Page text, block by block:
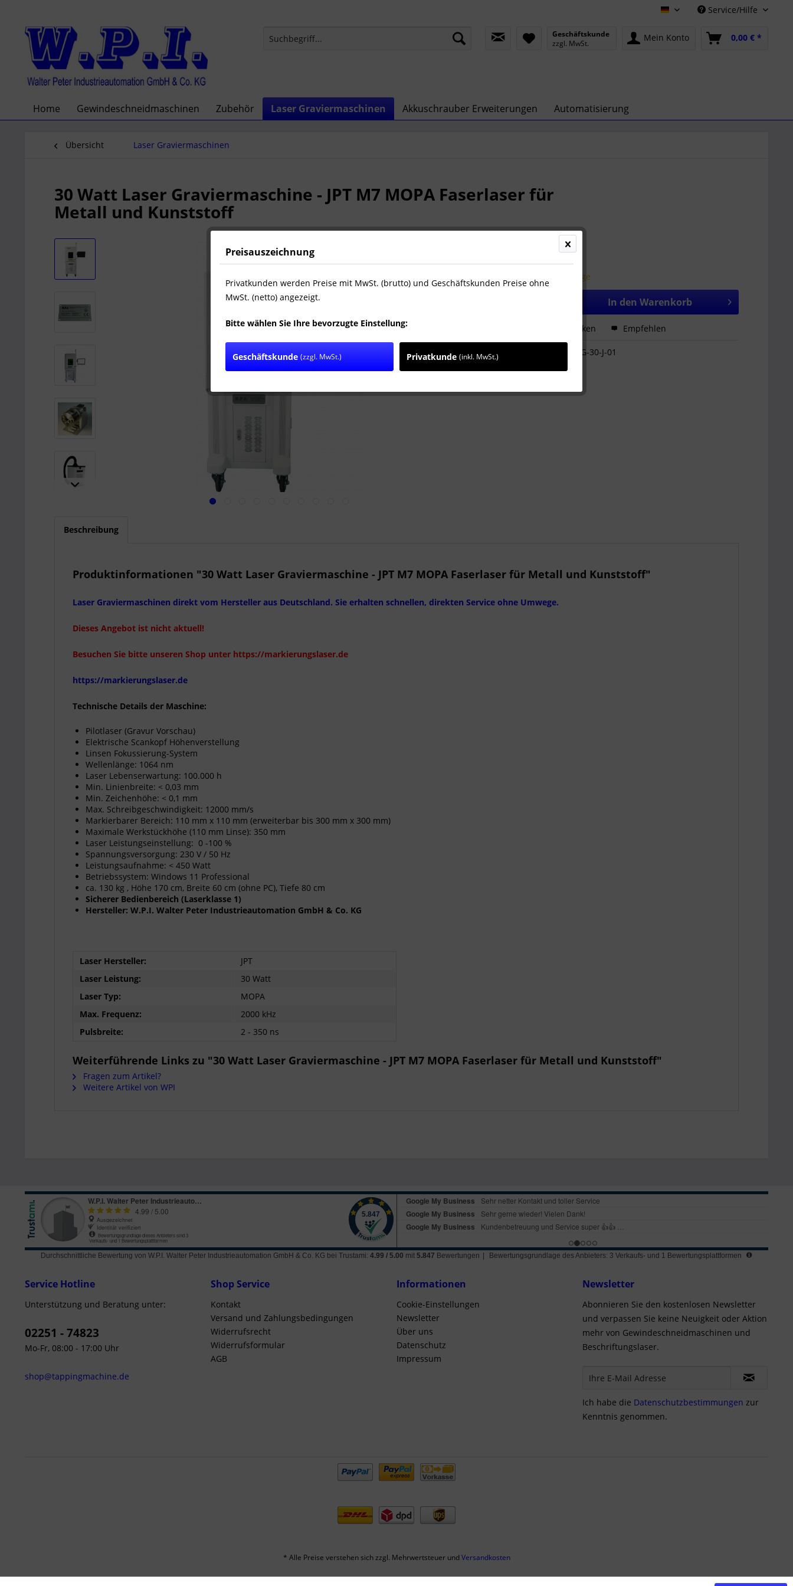
Deutsch Service/Hilfe
Geschäftskunde
zzgl. MwSt.
Mein Konto 0,00 € *
Home Gewindeschneidmaschinen Zubehör Laser Graviermaschinen Akkuschrauber Erweiterungen Automatisierung
Übersicht Laser Graviermaschinen
30 Watt Laser Graviermaschine - JPT M7 MOPA Faserlaser für
Metall und Kunststoff
17.830,34 € *
zzgl. MwSt.zzgl. Versandkosten
Lieferzeit ca. 10 Werktage
In den Warenkorb
Merken Empfehlen
Artikel-Nr.: LG-30-J-01
Beschreibung
Produktinformationen "30 Watt Laser Graviermaschine - JPT M7 MOPA Faserlaser für Metall und Kunststoff"
Laser Graviermaschinen direkt vom Hersteller aus Deutschland. Sie erhalten schnellen, direkten Service ohne Umwege.
Dieses Angebot ist nicht aktuell!
Besuchen Sie bitte unseren Shop unter https://markierungslaser.de
https://markierungslaser.de
Technische Details der Maschine:
Pilotlaser (Gravur Vorschau)
Elektrische Scankopf Höhenverstellung
Linsen Fokussierung-System
Wellenlänge: 1064 nm
Laser Lebenserwartung: 100.000 h
Min. Linienbreite: < 0,03 mm
Min. Zeichenhöhe: < 0,1 mm
Max. Schreibgeschwindigkeit: 12000 mm/s
Markierbarer Bereich: 110 mm x 110 mm (erweiterbar bis 300 mm x 300 mm)
Maximale Werkstückhöhe (110 mm Linse): 350 mm
Laser Leistungseinstellung: 0 -100 %
Spannungsversorgung: 230 V / 50 Hz
Leistungsaufnahme: < 450 Watt
Betriebssystem: Windows 11 Professional
ca. 130 kg , Höhe 170 cm, Breite 60 cm (ohne PC), Tiefe 80 cm
Sicherer Bedienbereich (Laserklasse 1)
Hersteller: W.P.I. Walter Peter Industrieautomation GmbH & Co. KG
Laser Hersteller:
JPT
Laser Leistung:
30 Watt
Laser Typ:
MOPA
Max. Frequenz:
2000 kHz
Pulsbreite:
2 - 350 ns
Weiterführende Links zu "30 Watt Laser Graviermaschine - JPT M7 MOPA Faserlaser für Metall und Kunststoff"
Fragen zum Artikel?
Weitere Artikel von WPI
Durchschnittliche Bewertung von W.P.I. Walter Peter Industrieautomation GmbH & Co. KG bei Trustami: 4.99 / 5.00 mit 5.847 Bewertungen Bewertungsgrundlage des Anbieters: 3 Verkaufs- und 1 Bewertungsplattformen
Service Hotline
Unterstützung und Beratung unter:
02251 - 74823
Mo-Fr, 08:00 - 17:00 Uhr
shop@tappingmachine.de
Shop Service
Kontakt
Versand und Zahlungsbedingungen
Widerrufsrecht
Widerrufsformular
AGB
Informationen
Cookie-Einstellungen
Newsletter
Über uns
Datenschutz
Impressum
Newsletter
Abonnieren Sie den kostenlosen Newsletter
und verpassen Sie keine Neuigkeit oder Aktion
mehr von Gewindeschneidmaschinen und
Beschriftungslaser.
Ich habe die Datenschutzbestimmungen zur
Kenntnis genommen.
* Alle Preise verstehen sich zzgl. Mehrwertsteuer undVersandkosten
Preisauszeichnung
Privatkunden werden Preise mit MwSt. (brutto) und Geschäftskunden Preise ohne
MwSt. (netto) angezeigt.
Bitte wählen Sie Ihre bevorzugte Einstellung:
Geschäftskunde (zzgl. MwSt.) Privatkunde (inkl. MwSt.)